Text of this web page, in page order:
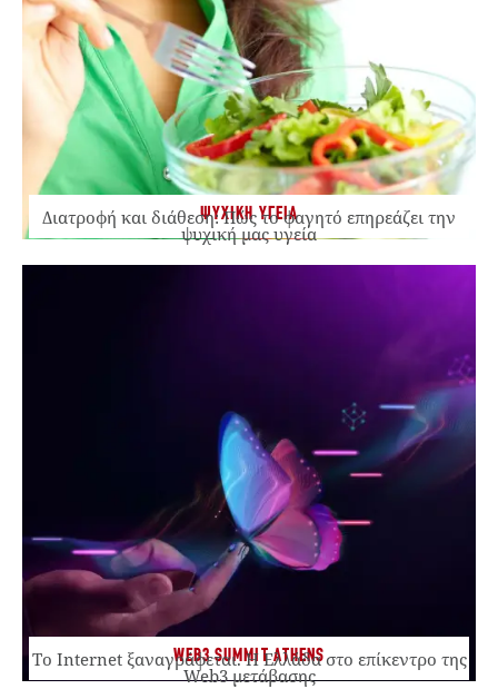
ΨΥΧΙΚΗ ΥΓΕΙΑ
Διατροφή και διάθεση: Πώς το φαγητό επηρεάζει την
ψυχική μας υγεία
WEB3 SUMMIT ATHENS
Το Internet ξαναγράφεται. Η Ελλάδα στο επίκεντρο της
Web3 μετάβασης